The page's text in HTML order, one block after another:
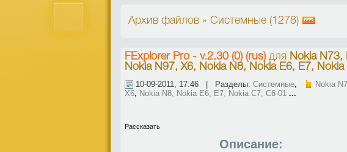
Архив файлов » Системные (1278)
FExplorer Pro - v.2.30 (0) (rus)для Nokia
Nokia N97, X6, Nokia N8, Nokia E6, E7, Nokia
10-09-2011, 17:46 | Разделы: Системные, Nokia
X6, Nokia N8, Nokia E6, E7, Nokia C7, C6-01 ...
Рассказать
Описание: